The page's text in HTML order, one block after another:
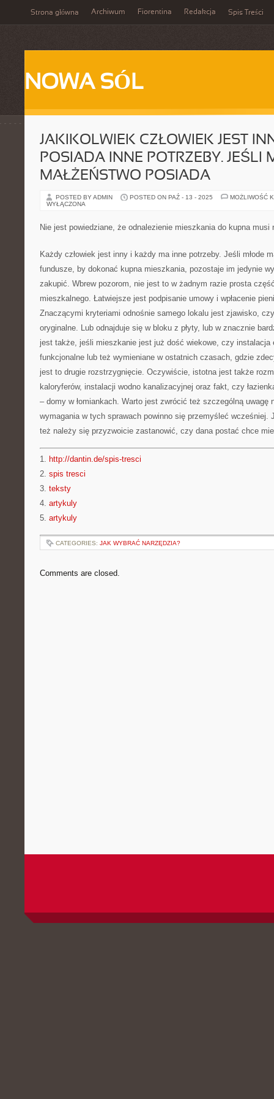
Strona główna Archiwum Fiorentina Redakcja Spis Treści
NOWA SÓL
JAKIKOLWIEK CZŁOWIEK JEST
POSIADA INNE POTRZEBY. JEŚLI
MAŁŻEŃSTWO POSIADA
POSTED BY ADMIN POSTED ON PAŹ - 13 - 2025
MOŻLIWOŚĆ
WYŁĄCZONA
Nie jest powiedziane, że odnalezienie mieszkania do kupna musi
Każdy człowiek jest inny i każdy ma inne potrzeby. Jeśli młode
fundusze, by dokonać kupna mieszkania, pozostaje im jedynie
zakupić. Wbrew pozorom, nie jest to w żadnym razie prosta
mieszkalnego. Łatwiejsze jest podpisanie umowy i wpłacenie
Znaczącymi kryteriami odnośnie samego lokalu jest zjawisko,
oryginalne. Lub odnajduje się w bloku z płyty, lub w znacznie
jest także, jeśli mieszkanie jest już dość wiekowe, czy instalacja
funkcjonalne lub też wymieniane w ostatnich czasach, gdzie
jest to drugie rozstrzygnięcie. Oczywiście, istotna jest także
kaloryferów, instalacji wodno kanalizacyjnej oraz fakt, czy
– domy w łomiankach. Warto jest zwrócić też szczególną uwagę
wymagania w tych sprawach powinno się przemyśleć wcześniej.
też należy się przyzwoicie zastanowić, czy dana postać chce
1. http://dantin.de/spis-tresci
2. spis tresci
3. teksty
4. artykuly
5. artykuly
CATEGORIES: JAK WYBRAĆ NARZĘDZIA?
Comments are closed.